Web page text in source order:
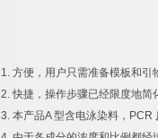
1. 方便，用户只需准备模板和引
2.快捷，操作步骤已经限度地简
3. 本产品A型含电泳染料， PCR